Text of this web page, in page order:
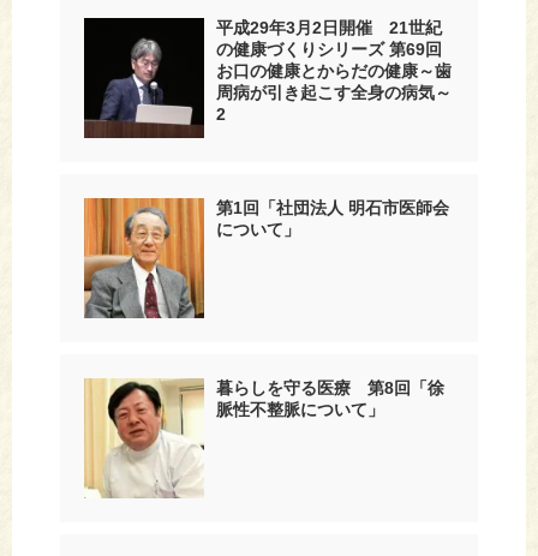
平成29年3月2日開催 21世紀
の健康づくりシリーズ 第69回
お口の健康とからだの健康～歯
周病が引き起こす全身の病気～
2
第1回「社団法人 明石市医師会
について」
暮らしを守る医療 第8回「徐
脈性不整脈について」